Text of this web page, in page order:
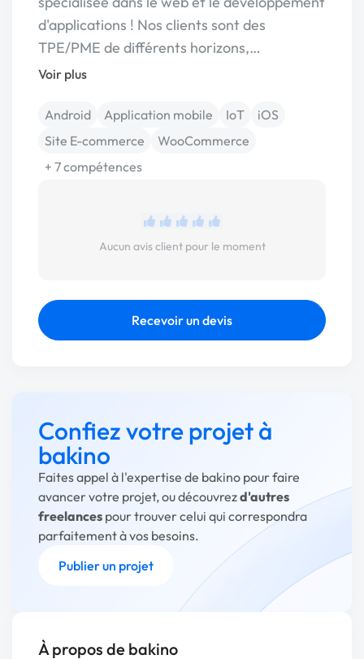
d'applications ! Nos clients sont des
TPE/PME de différents horizons,…
Voir plus
Android Application mobile IoT
iOS
Site E-commerce
WooCommerce
+ 7 compétences
Aucun avis client pour le moment
Recevoir un devis
Confiez votre projet à
bakino
Faites appel à l'expertise de bakino pour faire
avancer votre projet, ou découvrezd'autres
freelances pour trouver celui qui correspondra
parfaitement à vos besoins.
Publier un projet
À propos de bakino